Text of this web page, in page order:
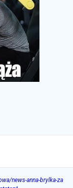
news-anna-brylka-za